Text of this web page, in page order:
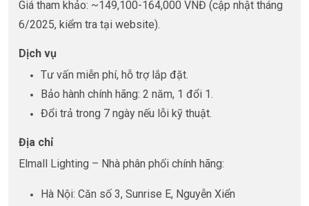
Giá tham khảo: ~149,100-164,000 VNĐ (cập nhật tháng
6/2025, kiểm tra tại website).
Dịch vụ
Tư vấn miễn phí, hỗ trợ lắp đặt.
Bảo hành chính hãng: 2 năm, 1 đổi 1.
Đổi trả trong 7 ngày nếu lỗi kỹ thuật.
Địa chỉ
Elmall Lighting – Nhà phân phối chính hãng:
Hà Nội: Căn số 3, Sunrise E, Nguyễn Xiển